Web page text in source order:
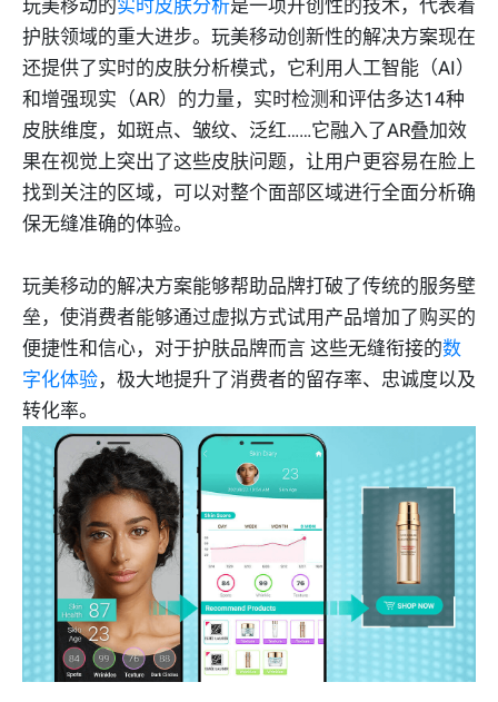
玩美移动的实时皮肤分析是一项开创性的技术，代表着
护肤领域的重大进步。玩美移动创新性的解决方案现在
还提供了实时的皮肤分析模式，它利用人工智能（AI）
和增强现实（AR）的力量，实时检测和评估多达14种
皮肤维度，如斑点、皱纹、泛红……它融入了AR叠加效
果在视觉上突出了这些皮肤问题，让用户更容易在脸上
找到关注的区域，可以对整个面部区域进行全面分析确
保无缝准确的体验。
玩美移动的解决方案能够帮助品牌打破了传统的服务壁
垒，使消费者能够通过虚拟方式试用产品增加了购买的
便捷性和信心，对于护肤品牌而言 这些无缝衔接的数
字化体验，极大地提升了消费者的留存率、忠诚度以及
转化率。